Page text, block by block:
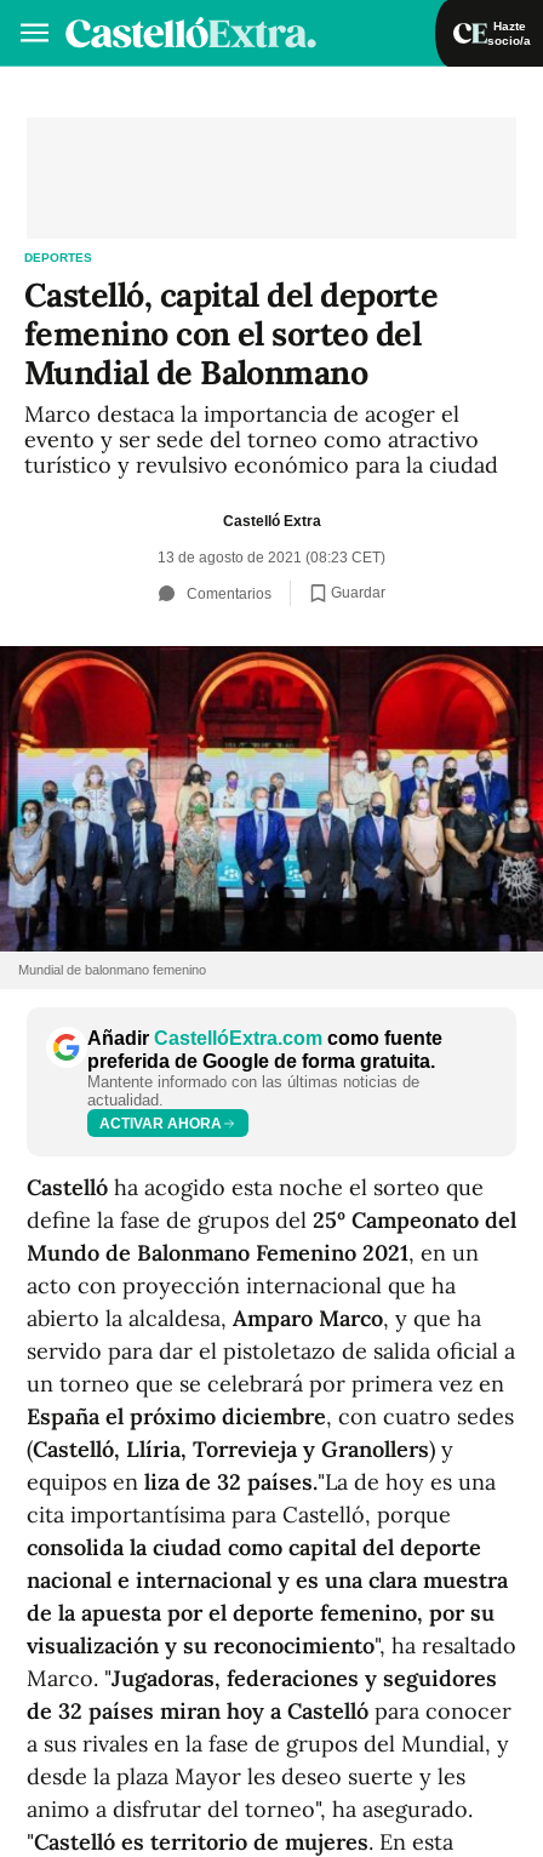
Hazte
socio/a
DEPORTES
Castelló, capital del deporte
femenino con el sorteo del
Mundial de Balonmano
Marco destaca la importancia de acoger el
evento y ser sede del torneo como atractivo
turístico y revulsivo económico para la ciudad
Castelló Extra
13 de agosto de 2021 (08:23 CET)
Comentarios Guardar
Mundial de balonmano femenino
Añadir CastellóExtra.com como fuente
preferida de Google de forma gratuita.
Mantente informado con las últimas noticias de
actualidad.
ACTIVAR AHORA
Castelló ha acogido esta noche el sorteo que
define la fase de grupos del 25º Campeonato del
Mundo de Balonmano Femenino 2021, en un
acto con proyección internacional que ha
abierto la alcaldesa, Amparo Marco, y que ha
servido para dar el pistoletazo de salida oficial a
un torneo que se celebrará por primera vez en
España el próximo diciembre, con cuatro sedes
(Castelló, Llíria, Torrevieja y Granollers) y
equipos en liza de 32 países."La de hoy es una
cita importantísima para Castelló, porque
consolida la ciudad como capital del deporte
nacional e internacional y es una clara muestra
de la apuesta por el deporte femenino, por su
visualización y su reconocimiento", ha resaltado
Marco. "Jugadoras, federaciones y seguidores
de 32 países miran hoy a Castelló para conocer
a sus rivales en la fase de grupos del Mundial, y
desde la plaza Mayor les deseo suerte y les
animo a disfrutar del torneo", ha asegurado.
"Castelló es territorio de mujeres. En esta